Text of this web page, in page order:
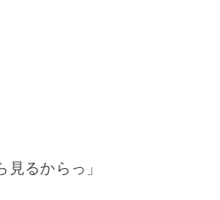
るからっ」